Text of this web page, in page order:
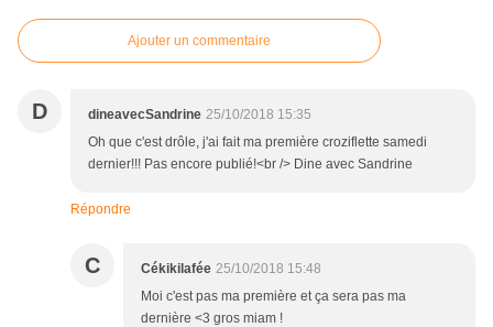
Ajouter un commentaire
D dineavecSandrine 25/10/2018 15:35
Oh que c'est drôle, j'ai fait ma première croziflette samedi
dernier!!! Pas encore publié!<br /> Dine avec Sandrine
Répondre
C Cékikilafée 25/10/2018 15:48
Moi c'est pas ma première et ça sera pas ma
dernière <3 gros miam !